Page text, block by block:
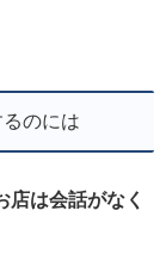
のには
店は会話がなく